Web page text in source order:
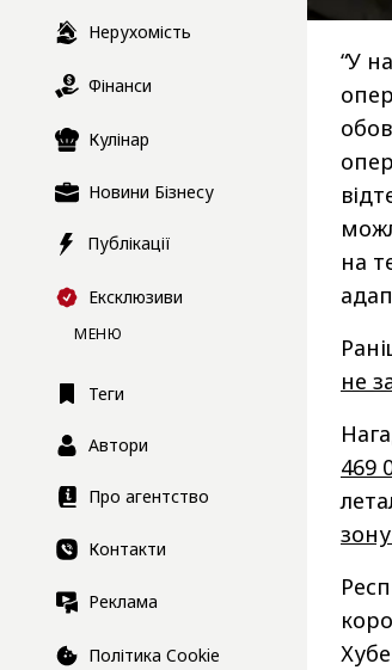
Нерухомість
Фінанси
Кулінар
Новини Бізнесу
Публікації
Ексклюзиви
МЕНЮ
Теги
Автори
Про агентство
Контакти
Реклама
Політика Cookie
“У
на
не
469